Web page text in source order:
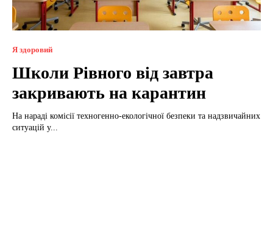
Я здоровий
Школи Рівного від завтра
закривають на карантин
На нараді комісії техногенно-екологічної безпеки та надзвичайних
ситуацій у...